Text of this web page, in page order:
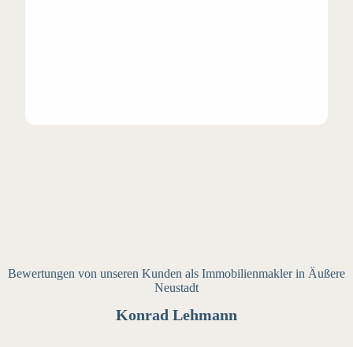
Bewertungen von unseren Kunden als Immobilienmakler in Äußere
Neustadt
Konrad Lehmann